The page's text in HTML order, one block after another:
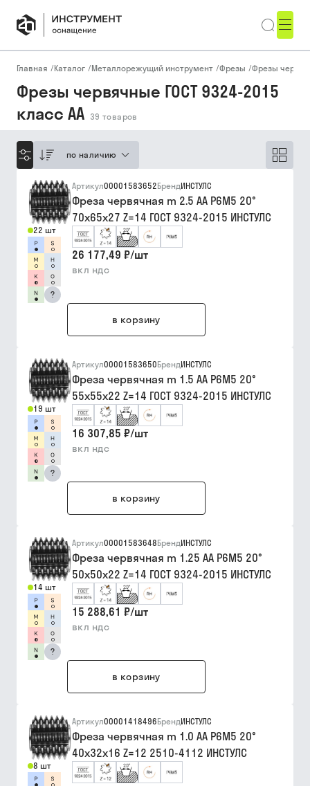
Главная /Каталог /Металлорежущий инструмент /Фрезы /Фрезы
Фрезы червячные ГОСТ 9324-2015
класс AA 39 товаров
по наличию
22 шт
?
Артикул00001583652БрендИНСТУЛС
Фреза червячная m 2.5 АА Р6М5 20°
70х65х27 Z=14 ГОСТ 9324-2015 ИНСТУЛС
26 177,49 ₽/шт
вкл ндс
в корзину
19 шт
?
Артикул00001583650БрендИНСТУЛС
Фреза червячная m 1.5 АА Р6М5 20°
55х55х22 Z=14 ГОСТ 9324-2015 ИНСТУЛС
16 307,85 ₽/шт
вкл ндс
в корзину
14 шт
?
Артикул00001583648БрендИНСТУЛС
Фреза червячная m 1.25 АА Р6М5 20°
50х50х22 Z=14 ГОСТ 9324-2015 ИНСТУЛС
15 288,61 ₽/шт
вкл ндс
в корзину
8 шт
Артикул00001418496БрендИНСТУЛС
Фреза червячная m 1.0 АА Р6М5 20°
40х32х16 Z=12 2510-4112 ИНСТУЛС